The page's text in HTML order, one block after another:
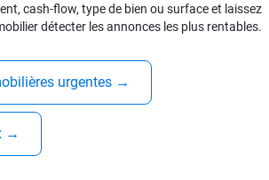
cash-flow, type de bien ou surface et laissez
détecter les annonces les plus rentables.
urgentes →
→